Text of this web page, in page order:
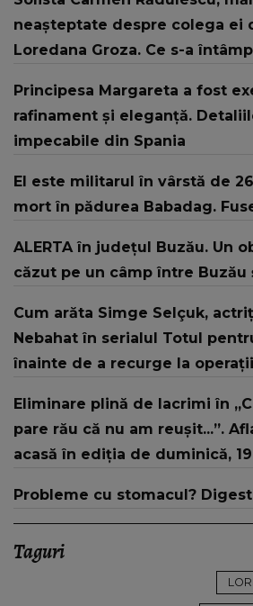
neașteptate despre colega ei
Loredana Groza. Ce s-a
când apare acum.”
Principesa Margareta a fost
rafinament și eleganță.
impecabile din Spania
El este militarul în vârstă de
mort în pădurea Babadag.
ALERTA în judeţul Buzău. Un obiect luminos ar fi
căzut pe un câmp între Buzău
Cum arăta Simge Selçuk,
Nebahat în serialul Totul
înainte de a recurge la
„Tinerețe rebelă”
Eliminare plină de lacrimi în
pare rău că nu am reușit...”.
acasă în ediția de duminică,
Probleme cu stomacul?
Taguri